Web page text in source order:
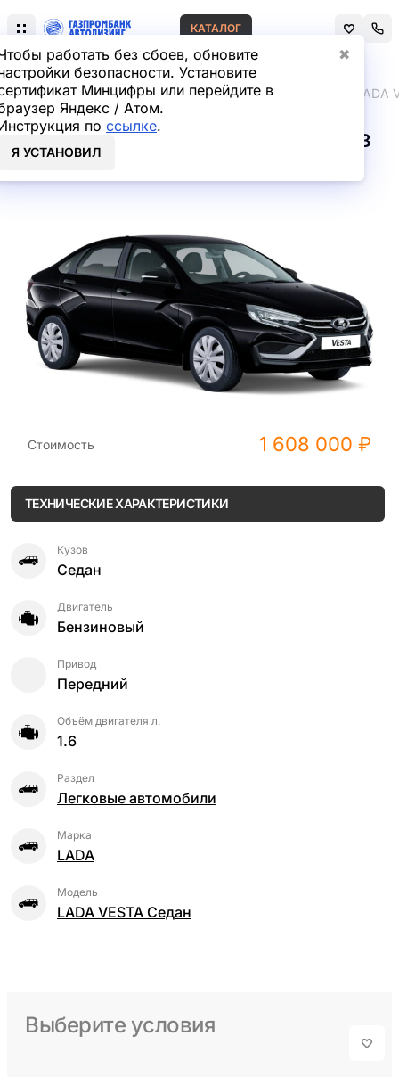
работать без сбоев, обновите
безопасности. Установите
Минцифры или перейдите в
Яндекс / Атом.
по ссылке.
Я УСТАНОВИЛ
✖
КАТАЛОГ
Главная Лизинг легковых автомобилей LADA
LADA VESTA Седан Седан в
лизинг
Стоимость 1 608 000 ₽
ТЕХНИЧЕСКИЕ ХАРАКТЕРИСТИКИ
Кузов
Седан
Двигатель
Бензиновый
Привод
Передний
Объём двигателя л.
1.6
Раздел
Легковые автомобили
Марка
LADA
Модель
LADA VESTA Седан
Выберите условия